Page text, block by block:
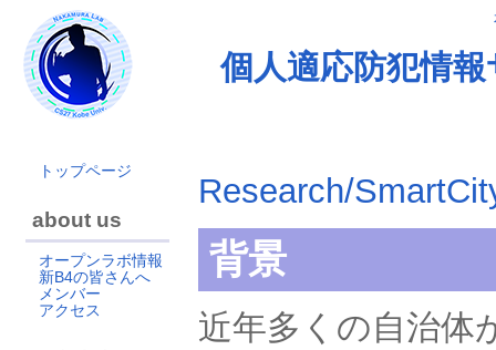
個人適応防犯情
トップページ
about us
オープンラボ情報
新B4の皆さんへ
メンバー
アクセス
Research/
背景
近年多くの自治体